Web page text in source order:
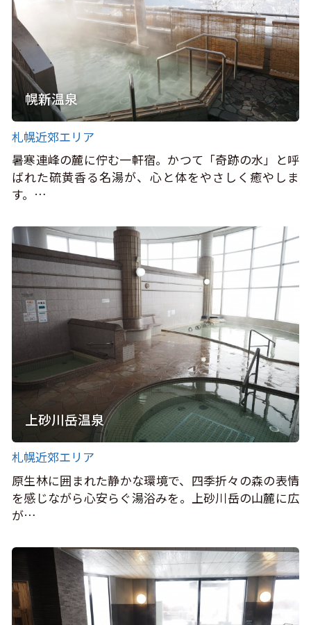
幌新温泉
札幌近郊エリア
暑寒連峰の麓に佇む一軒宿。かつて「奇跡の水」と呼
ばれた硫黄香る名湯が、心と体をやさしく癒やしま
す。…
上砂川岳温泉
札幌近郊エリア
原生林に囲まれた静かな環境で、四季折々の森の表情
を感じながら心安らぐ湯浴みを。上砂川岳の山麓に広
が…